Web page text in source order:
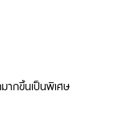
ากขึ้นเป็นพิเศษ